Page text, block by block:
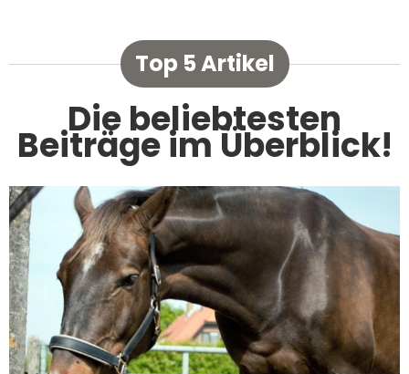
Top 5 Artikel
Die beliebtesten
Beiträge im Überblick!